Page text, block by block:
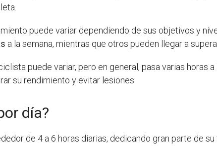
puede variar dependiendo de sus objetivos y
a la semana, mientras que otros pueden llegar a
puede variar, pero en general, pasa varias horas
su rendimiento y evitar lesiones.
día?
de 4 a 6 horas diarias, dedicando gran parte de